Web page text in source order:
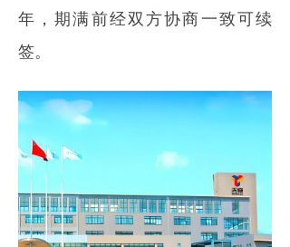
年，期满前经双方协商一致可续
签。